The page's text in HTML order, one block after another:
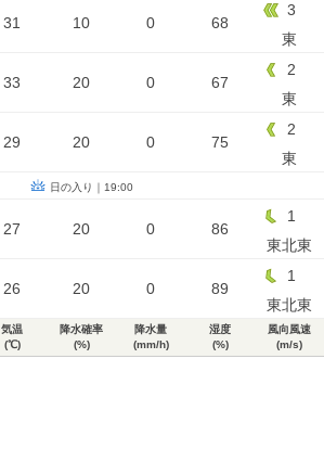
31 10 0 68
3
東
33 20 0 67
2
東
29 20 0 75
2
東
日の入り｜19:00
27 20 0 86
1
東北東
26 20 0 89
1
東北東
気温
(℃)
降水確率
(%)
降水量
(mm/h)
湿度
(%)
風向風速
(m/s)